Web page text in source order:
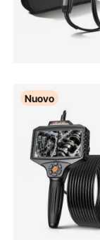
Nuovo